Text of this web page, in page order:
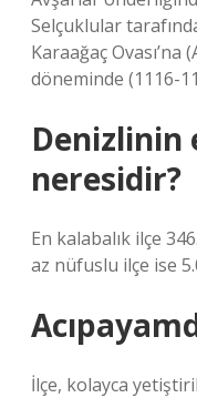
Selçuklular
Karaağaç Ovası’na
döneminde (1116-
Denizlinin
neresidir?
En kalabalık ilçe
az nüfuslu ilçe ise
İlçe, kolayca